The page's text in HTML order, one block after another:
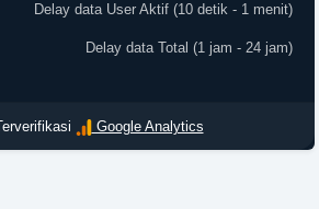
Delay data User Aktif (10 detik - 1 menit)
Delay data Total (1 jam - 24 jam)
Google Analytics